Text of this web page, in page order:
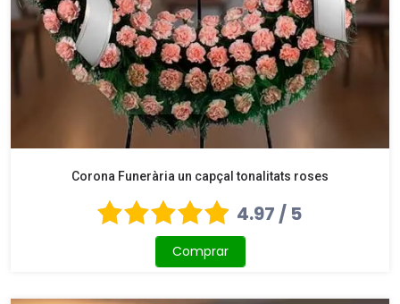
Corona Funerària un capçal tonalitats roses
4.97 / 5
Comprar